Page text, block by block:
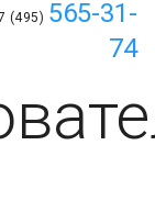
(495) 565-31-
74